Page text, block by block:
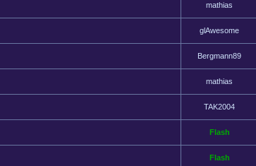
mathias
glAwesome
Bergmann89
mathias
TAK2004
Flash
Flash